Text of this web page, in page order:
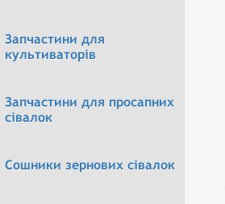
Запчастини для
культиваторів
Запчастини для просапних
сівалок
Сошники зернових сівалок